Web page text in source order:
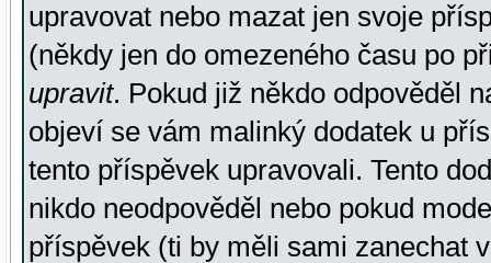
upravovat nebo mazat jen svoje
(někdy jen do omezeného času po
upravit. Pokud již někdo odpověděl
objeví se vám malinký dodatek u
tento příspěvek upravovali. Tento
nikdo neodpověděl nebo pokud
příspěvek (ti by měli sami zanechat